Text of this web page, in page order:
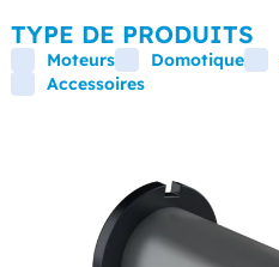
TYPE DE PRODUITS
Moteurs Domotique
Accessoires